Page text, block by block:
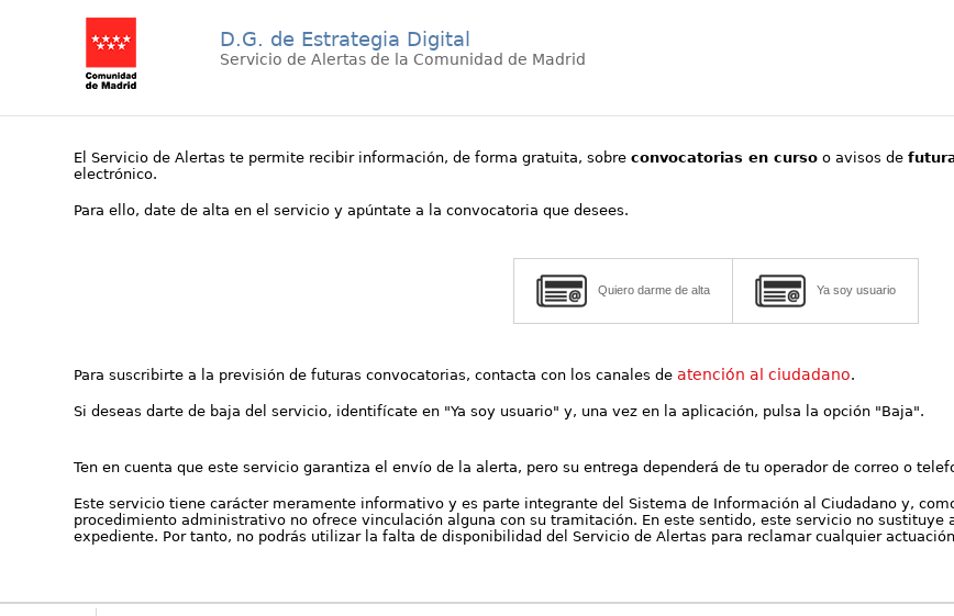
D.G. de Estrategia Digital
Servicio de Alertas de la Comunidad de Madrid
El Servicio de Alertas te permite recibir información, de forma gratuita, sobreconvocatorias en curso o avisos de
electrónico.
Para ello, date de alta en el servicio y apúntate a la convocatoria que desees.
Quiero darme de alta Ya soy usuario
Para suscribirte a la previsión de futuras convocatorias, contacta con los canales deatención al ciudadano.
Si deseas darte de baja del servicio, identifícate en "Ya soy usuario" y, una vez en la aplicación, pulsa la opción "Baja".
Ten en cuenta que este servicio garantiza el envío de la alerta, pero su entrega dependerá de tu operador de correo o
Este servicio tiene carácter meramente informativo y es parte integrante del Sistema de Información al Ciudadano y,
procedimiento administrativo no ofrece vinculación alguna con su tramitación. En este sentido, este servicio no sustituye
expediente. Por tanto, no podrás utilizar la falta de disponibilidad del Servicio de Alertas para reclamar cualquier